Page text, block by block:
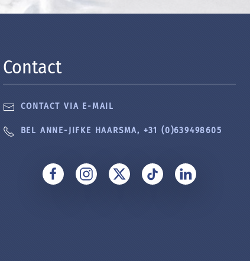
Contact
CONTACT VIA E-MAIL
BEL ANNE-JIFKE HAARSMA, +31 (0)639498605